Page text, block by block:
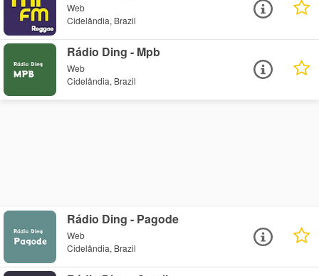
Web
Cidelândia, Brazil
Rádio Ding - Mpb
Web
Cidelândia, Brazil
Rádio Ding - Pagode
Web
Cidelândia, Brazil